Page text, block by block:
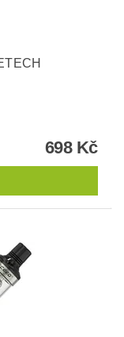
698 Kč